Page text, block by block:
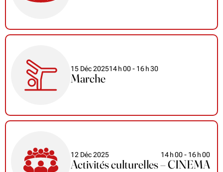
15 Déc 202514h00- 16h30
Marche
12 Déc 2025 14h00- 16h00
Activités culturelles – CINEMA